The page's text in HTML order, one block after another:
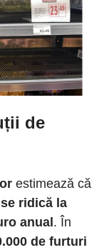
de
estimează că
ridică la
anual . În
de furturi